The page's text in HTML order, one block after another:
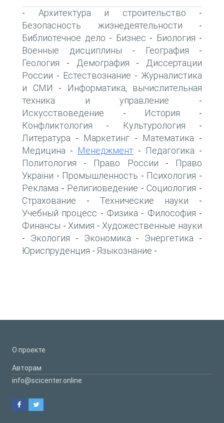
- Архитектура и строительство -
Безопасность жизнедеятельности -
Библиотечное дело - Бизнес - Биология -
Военные дисциплины - География -
Геология - Демография -
Диссертации
России - Естествознание - Журналистика
и СМИ -
Информатика, вычислительная
техника и управление -
Искусствоведение - История -
Конфликтология - Культурология -
Литература - Маркетинг - Математика -
Медицина - Менеджмент - Педагогика -
Политология - Право России -
Право
України - Промышленность - Психология -
Реклама - Религиоведение - Социология -
Страхование - Технические науки -
Учебный процесс - Физика - Философия -
Финансы - Химия - Художественные науки
- Экология - Экономика - Энергетика -
Юриспруденция - Языкознание -
О проекте
Авторам
info@scicenter.online